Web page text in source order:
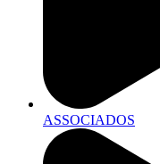
ASSOCIADOS